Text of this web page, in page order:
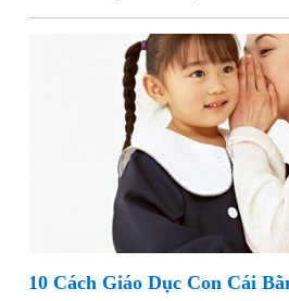
10 Cách Giáo Dục Con Cái